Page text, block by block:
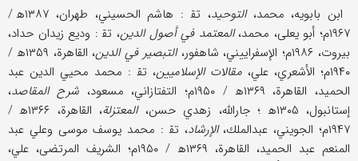
ابن بابويه، محمد،التوحيد
، تق‍ : هاشم الحسيني، طهران، ۱۳۸۷ه‍ /
۱۹۶۷م؛ أبو يعلى، محمد،
المعتمد في أصول الدين، تق‍ : وديع زيدان حداد،
بيروت، ۱۹۸۶م؛ الإسفراييني، شاهفور،
التبصير في الدين
، القاهرة، ۱۳۵۹ه‍ /
۱۹۴۰م؛ الأشعري، علي،
مقالات الإسلاميين، تق‍ : محمد محيي الدين عبد
الحميد، القاهرة، ۱۳۶۹ه‍ / ۱۹۵۰م؛ التفتازاني، مسعود،
شرح المقاصد،
إستانبول، ۱۳۰۵ه‍ ‍؛ جارالله، زهدي حسن،
المعتزلة
، القاهرة، ۱۳۶۶ه‍ /
۱۹۴۷م؛ الجويني، عبدالملك،
الإرشاد، تق‍ : محمد يوسف موسى وعلي عبد
المنعم عبد الحميد، القاهرة، ۱۳۶۹ه‍ / ۱۹۵۰م؛ الشريف المرتضى، علي،